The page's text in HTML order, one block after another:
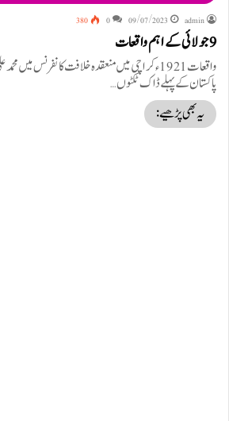
admin
09/07/2023
0
380
9 جولائی کے اہم واقعات
پاکستان کے پہلے ڈاک ٹکٹوں…
یہ بھی پڑھیے: